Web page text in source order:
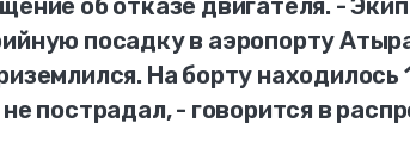
об отказе двигателя. -
посадку в аэропорту
На борту
пострадал, - говорится в